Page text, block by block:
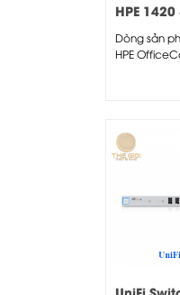
HPE
Switch
Dòng sản
HPE
1420 cung